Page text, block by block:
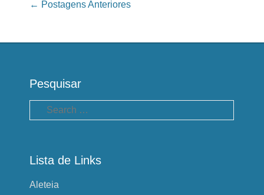
Navegação das Postagens
← Postagens Anteriores
Pesquisar
Pesquisa
Lista de Links
Aleteia